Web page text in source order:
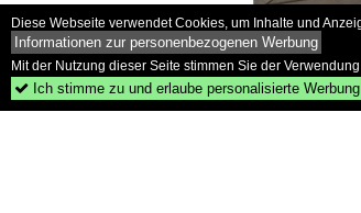
Diese Webseite verwendet Cookies, um Inhalte und
Informationen zur personenbezogenen Werbung
Mit der Nutzung dieser Seite stimmen Sie der
 Ich stimme zu und erlaube personalisierte Werbung